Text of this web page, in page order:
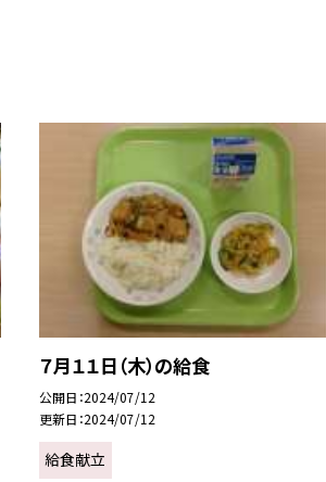
７月１１日（木）の給食
公開日 2024/07/12
更新日 2024/07/12
給食献立